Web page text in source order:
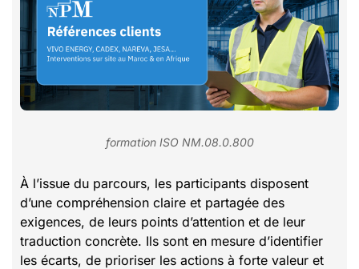
formation ISO NM.08.0.800
À l’issue du parcours, les participants disposent
d’une compréhension claire et partagée des
exigences, de leurs points d’attention et de leur
traduction concrète. Ils sont en mesure d’identifier
les écarts, de prioriser les actions à forte valeur et